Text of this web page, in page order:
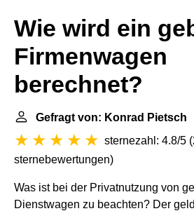
Wie wird ein
Firmenwagen
berechnet?
Gefragt von: Konrad Pietsch
sternezahl: 4.8/5 (
sternebewertungen)
Was ist bei der Privatnutzung von
Dienstwagen zu beachten? Der